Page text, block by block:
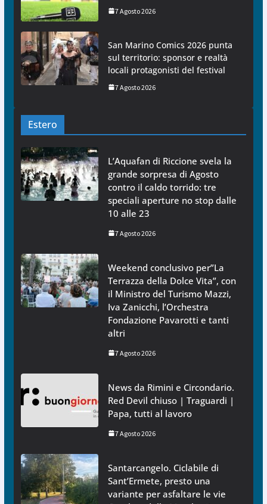
7 Agosto 2026
San Marino Comics 2026 punta
sul territorio: sponsor e realtà
locali protagonisti del festival
7 Agosto 2026
Estero
L’Aquafan di Riccione svela la
grande sorpresa di Agosto
contro il caldo torrido: tre
speciali aperture no stop dalle
10 alle 23
7 Agosto 2026
Weekend conclusivo per”La
Terrazza della Dolce Vita”, con
il Ministro del Turismo Mazzi,
Iva Zanicchi, l’Orchestra
Fondazione Pavarotti e tanti
altri
7 Agosto 2026
News da Rimini e Circondario.
Red Devil chiuso | Traguardi |
Papa, tutti al lavoro
7 Agosto 2026
Santarcangelo. Ciclabile di
Sant’Ermete, presto una
variante per asfaltare le vie